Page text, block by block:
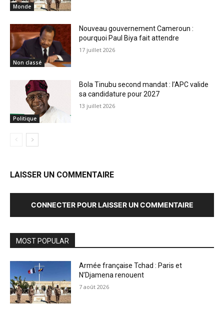
Monde
Non classé
Nouveau gouvernement Cameroun :
pourquoi Paul Biya fait attendre
17 juillet 2026
Politique
Bola Tinubu second mandat : l’APC valide
sa candidature pour 2027
13 juillet 2026
LAISSER UN COMMENTAIRE
CONNECTER POUR LAISSER UN COMMENTAIRE
MOST POPULAR
Armée française Tchad : Paris et
N’Djamena renouent
7 août 2026